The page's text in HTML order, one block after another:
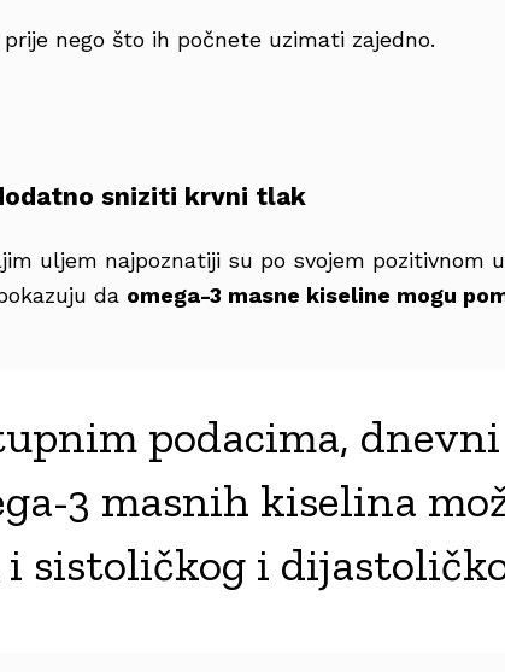
nego što ih počnete uzimati zajedno.
sniziti krvni tlak
uljem najpoznatiji su po svojem pozitivnom
da omega-3 masne kiseline mogu
podacima,
3 masnih kiselina
sistoličkog i